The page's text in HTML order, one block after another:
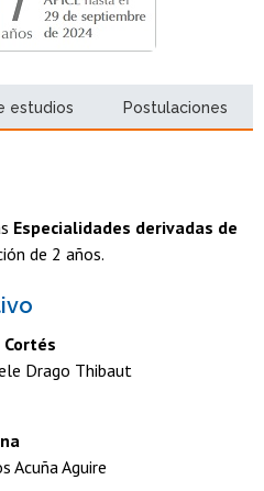
estudios Postulaciones
Especialidades derivadas de
de 2 años.
Drago Thibaut
Acuña Aguire